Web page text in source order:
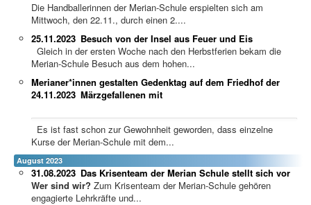
Die Handballerinnen der Merian-Schule erspielten sich am
Mittwoch, den 22.11., durch einen 2....
Besuch von der Insel aus Feuer und Eis
25.11.2023
Gleich in der ersten Woche nach den Herbstferien bekam die
Merian-Schule Besuch aus dem hohen...
Merianer*innen gestalten Gedenktag auf dem Friedhof der
Märzgefallenen mit
24.11.2023
Es ist fast schon zur Gewohnheit geworden, dass einzelne
Kurse der Merian-Schule mit dem...
August 2023
Das Krisenteam der Merian Schule stellt sich vor
31.08.2023
Wer sind wir? Zum Krisenteam der Merian-Schule gehören
engagierte Lehrkräfte und...